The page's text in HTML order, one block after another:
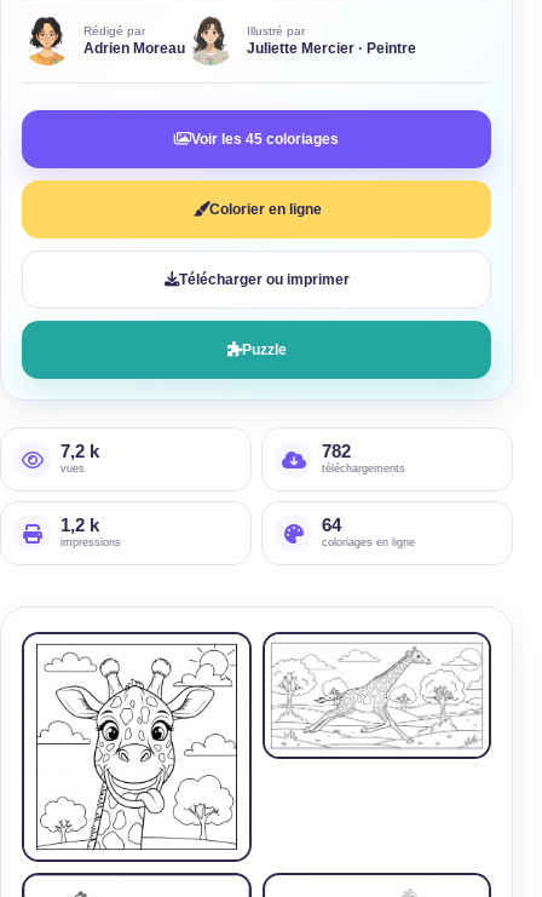
Rédigé par
Adrien Moreau
Illustré par
Juliette Mercier · Peintre
Voir les 45 coloriages
Colorier en ligne
Télécharger ou imprimer
Puzzle
7,2 k
vues
782
téléchargements
1,2 k
impressions
64
coloriages en ligne